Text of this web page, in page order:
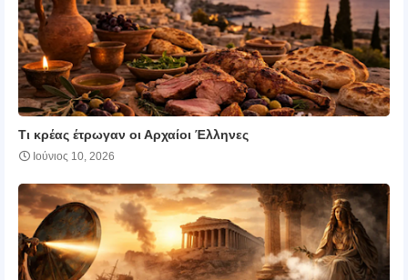
Τι κρέας έτρωγαν οι Αρχαίοι Έλληνες
Ιούνιος 10, 2026